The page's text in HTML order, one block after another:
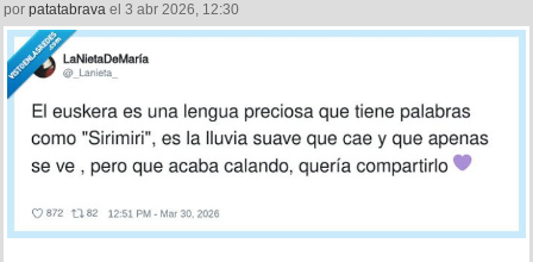
por patatabrava el 3 abr 2026, 12:30